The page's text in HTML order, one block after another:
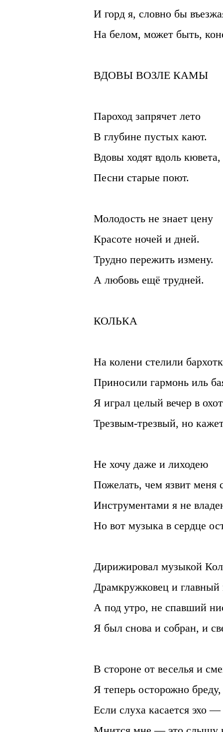
И горд я, словно бы
На белом, может быть,
ВДОВЫ ВОЗЛЕ КАМЫ
Пароход запрячет лето
В глубине пустых кают.
Вдовы ходят вдоль кювета,
Песни старые поют.
Молодость не знает цену
Красоте ночей и дней.
Трудно пережить измену.
А любовь ещё трудней.
КОЛЬКА
На колени стелили
Приносили гармонь иль
Я играл целый вечер в
Трезвым-трезвый, но
Не хочу даже и лиходею
Пожелать, чем язвит меня
Инструментами я не
Но вот музыка в сердце
Дирижировал музыкой
Драмкружковец и
А под утро, не спавший
Я был снова и собран, и
В стороне от веселья и
Я теперь осторожно бреду,
Если слуха касается эхо —